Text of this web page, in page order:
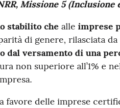
Missione 5 (Inclusione
stabilito che alle imprese
di genere, rilasciata da
dal versamento di una
non superiore all’1% e
favore delle imprese